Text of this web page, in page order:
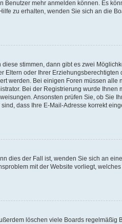
Benutzer mehr anmelden können. Es
zu erhalten, wenden Sie sich an die
stimmen, dann gibt es zwei
Eltern oder Ihrer Erziehungsberechtigten
werden. Bei einigen Foren müssen alle
Bei der Registrierung wurde Ihnen
Ansonsten prüfen Sie, ob Sie
dass Ihre E-Mail-Adresse korrekt
dies der Fall ist, wenden Sie sich an
mit der Website vorliegt, welches
löschen viele Boards regelmäßig